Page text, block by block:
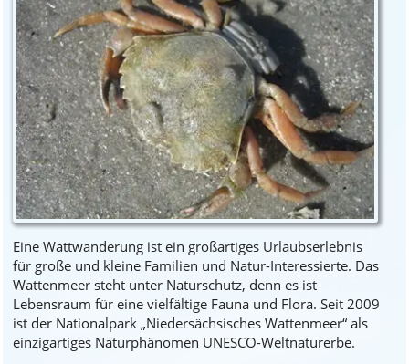
Eine Wattwanderung ist ein großartiges Urlaubserlebnis
für große und kleine Familien und Natur-Interessierte. Das
Wattenmeer steht unter Naturschutz, denn es ist
Lebensraum für eine vielfältige Fauna und Flora. Seit 2009
ist der Nationalpark „Niedersächsisches Wattenmeer“ als
einzigartiges Naturphänomen UNESCO-Weltnaturerbe.